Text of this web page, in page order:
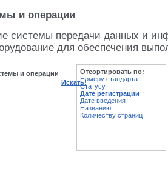
и операции
системы передачи данных и
для обеспечения
и операции
Искать!
Отсортировать по:
Номеру стандарта
Статусу
Дате регистрации ↑
Дате введения
Названию
Количеству страниц